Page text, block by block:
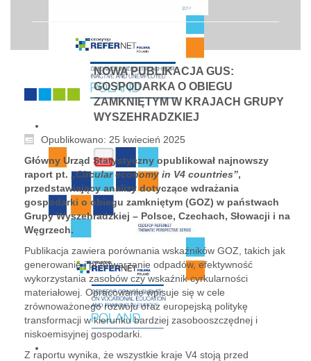
NOWA PUBLIKACJA GUS:
GOSPODARKA O OBIEGU
ZAMKNIĘTYM W KRAJACH GRUPY
WYSZEHRADZKIEJ
Opublikowano: 25 kwiecień 2025
Główny Urząd Statystyczny opublikował najnowszy
raport pt. „Circular economy in V4 countries”,
przedstawiający analizy dotyczące wdrażania
gospodarki o obiegu zamkniętym (GOZ) w państwach
Grupy Wyszehradzkiej – Polsce, Czechach, Słowacji i na
Węgrzech.
Publikacja zawiera porównania wskaźników GOZ, takich jak
generowanie i przetwarzanie odpadów, efektywność
wykorzystania zasobów czy wskaźnik cyrkularności
materiałowej. Opracowanie wpisuje się w cele
zrównoważonego rozwoju oraz europejską politykę
transformacji w kierunku bardziej zasobooszczędnej i
niskoemisyjnej gospodarki.
Z raportu wynika, że wszystkie kraje V4 stoją przed